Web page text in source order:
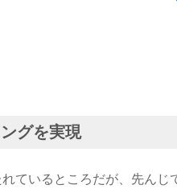
グを実現
ているところだが、先んじ